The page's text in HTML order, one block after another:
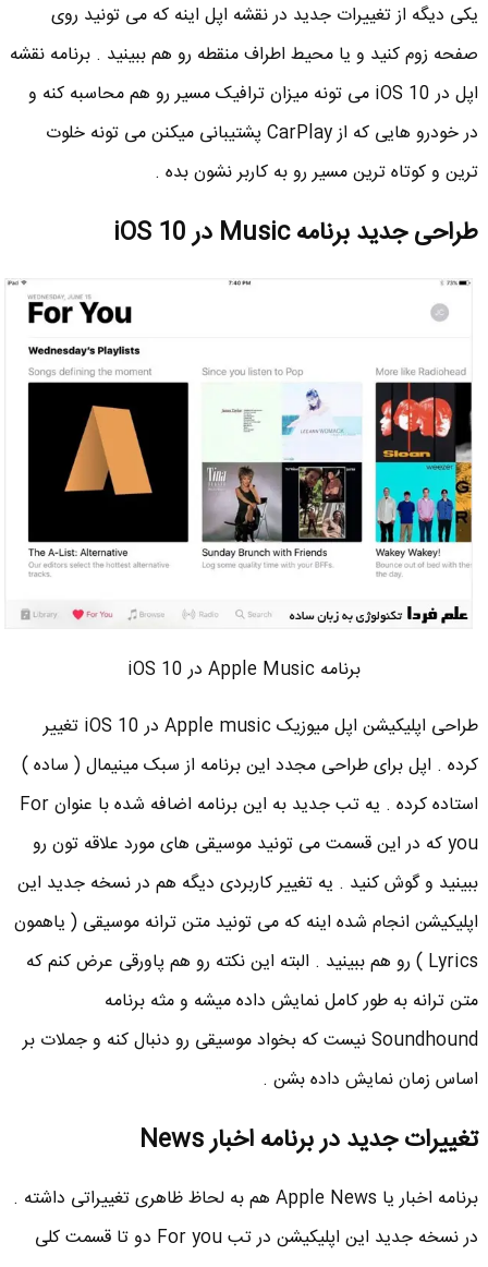
یکی دیگه از تغییرات جدید در نقشه اپل اینه که می تونید روی
صفحه زوم کنید و یا محیط اطراف منقطه رو هم ببینید . برنامه نقشه
اپل در iOS 10 می تونه میزان ترافیک مسیر رو هم محاسبه کنه و
در خودرو هایی که از CarPlay پشتیبانی میکنن می تونه خلوت
ترین و کوتاه ترین مسیر رو به کاربر نشون بده .
طراحی جدید برنامه Music در iOS 10
برنامه Apple Music در iOS 10
طراحی اپلیکیشن اپل میوزیک Apple music در iOS 10 تغییر
کرده . اپل برای طراحی مجدد این برنامه از سبک مینیمال ( ساده )
استاده کرده . یه تب جدید به این برنامه اضافه شده با عنوان For
you که در این قسمت می تونید موسیقی های مورد علاقه تون رو
ببینید و گوش کنید . یه تغییر کاربردی دیگه هم در نسخه جدید این
اپلیکیشن انجام شده اینه که می تونید متن ترانه موسیقی ( یاهمون
Lyrics ) رو هم ببینید . البته این نکته رو هم پاورقی عرض کنم که
متن ترانه به طور کامل نمایش داده میشه و مثه برنامه
Soundhound نیست که بخواد موسیقی رو دنبال کنه و جملات بر
اساس زمان نمایش داده بشن .
تغییرات جدید در برنامه اخبار News
برنامه اخبار یا Apple News هم به لحاظ ظاهری تغییراتی داشته .
در نسخه جدید این اپلیکیشن در تب For you دو تا قسمت کلی